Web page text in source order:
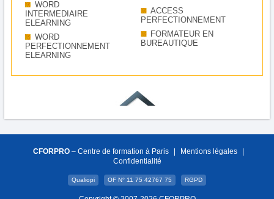
WORD
INTERMEDIAIRE
ELEARNING
WORD
PERFECTIONNEMENT
ELEARNING
ACCESS
PERFECTIONNEMENT
FORMATEUR EN
BUREAUTIQUE
CFORPRO – Centre de formation à Paris | Mentions légales
|
Confidentialité
Qualiopi OF N° 11 75 42767 75 RGPD